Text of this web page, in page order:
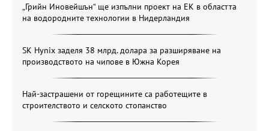
„Грийн Иновейшън“ ще изпълни проект на ЕК в областта
на водородните технологии в Нидерландия
SK Hynix заделя 38 млрд. долара за разширяване на
производството на чипове в Южна Корея
Най-застрашени от горещините са работещите в
строителството и селското стопанство